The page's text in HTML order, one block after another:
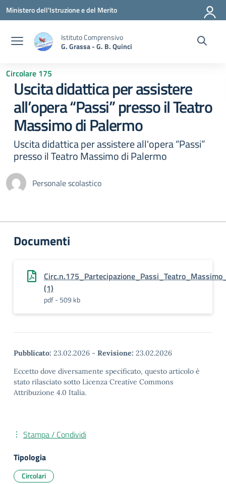
Vai ai contenuti
Vai al menu di navigazione
Vai al footer
Ministero dell'Istruzione e del Merito
Istituto Comprensivo
G. Grassa - G. B. Quinci
Circolare 175
Uscita didattica per assistere
all’opera “Passi” presso il Teatro
Massimo di Palermo
Uscita didattica per assistere all'opera “Passi”
presso il Teatro Massimo di Palermo
Personale scolastico
Documenti
(1)
pdf - 509 kb
Pubblicato: 23.02.2026 - Revisione: 23.02.2026
Eccetto dove diversamente specificato, questo articolo è
stato rilasciato sotto Licenza Creative Commons
Attribuzione 4.0 Italia.
Stampa / Condividi
Tipologia
Circolari